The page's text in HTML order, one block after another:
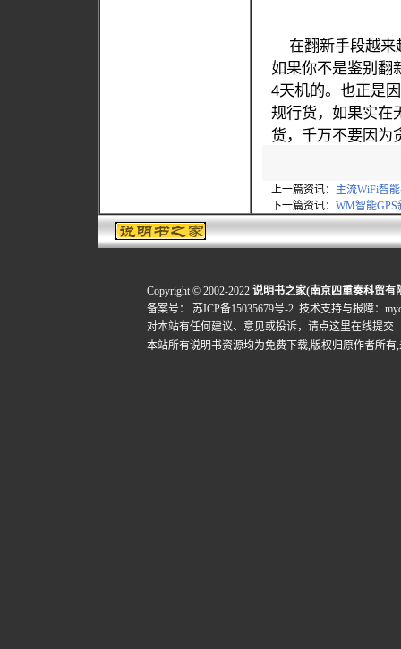
在翻新手段越来
如果你不是鉴别翻
4天机的。也正是
规行货，如果实在
货，千万不要因为
上一篇资讯： 主流WiFi智
下一篇资讯： WM智能
Copyright © 2002-2022 说明书之家(南京四重奏科贸有
备案号：
苏ICP备15035679号-2 技术支持与报障：
对本站有任何建议、意见或投诉， 请点这里在线提交
本站所有说明书资源均为免费下载,版权归原作者所